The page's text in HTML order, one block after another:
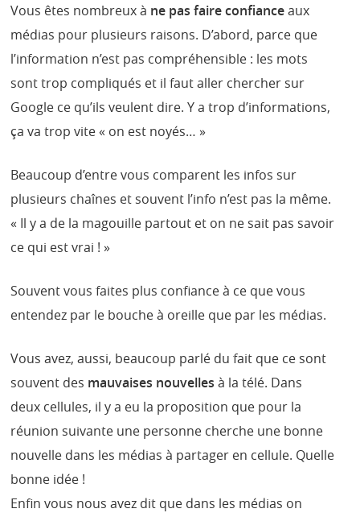
Vous êtes nombreux à ne pas faire confianceaux
médias pour plusieurs raisons. D’abord, parce que
l’information n’est pas compréhensible : les mots
sont trop compliqués et il faut aller chercher sur
Google ce qu’ils veulent dire. Y a trop d’informations,
ça va trop vite « on est noyés… »
Beaucoup d’entre vous comparent les infos sur
plusieurs chaînes et souvent l’info n’est pas la même.
« Il y a de la magouille partout et on ne sait pas savoir
ce qui est vrai ! »
Souvent vous faites plus confiance à ce que vous
entendez par le bouche à oreille que par les médias.
Vous avez, aussi, beaucoup parlé du fait que ce sont
souvent des mauvaises nouvelles à la télé. Dans
deux cellules, il y a eu la proposition que pour la
réunion suivante une personne cherche une bonne
nouvelle dans les médias à partager en cellule. Quelle
bonne idée !
Enfin vous nous avez dit que dans les médias on